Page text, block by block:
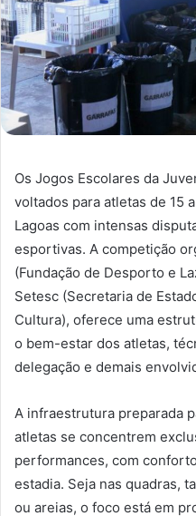
Os Jogos Escolares da
voltados para atletas de 15
Lagoas com intensas
esportivas. A competição
(Fundação de Desporto e
Setesc (Secretaria de
Cultura), oferece uma
o bem-estar dos atletas,
delegação e demais
A infraestrutura preparada
atletas se concentrem
performances, com
estadia. Seja nas quadras,
ou areias, o foco está em